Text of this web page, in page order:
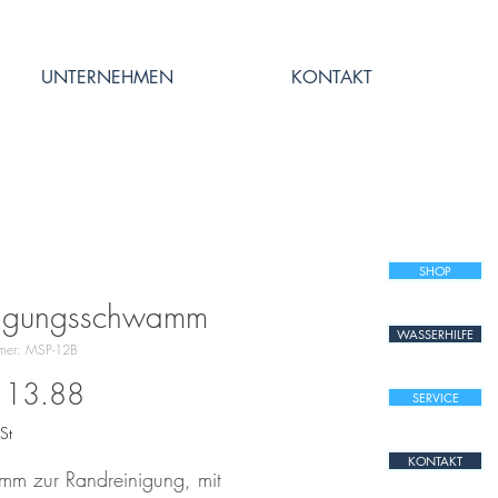
SHOP
WASSERHILFE
SERVICE
KONTAKT
UNTERNEHMEN KONTAKT
MSP-12B
13.88
zur Randreinigung, mit